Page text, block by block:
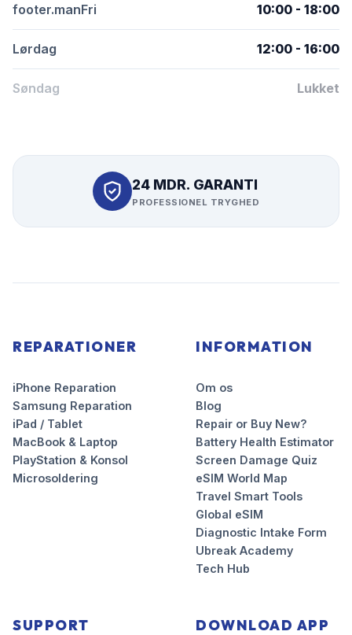
footer.manFri 10:00 - 18:00
Lørdag 12:00 - 16:00
Søndag Lukket
24 MDR. GARANTI
PROFESSIONEL TRYGHED
REPARATIONER
iPhone Reparation
Samsung Reparation
iPad / Tablet
MacBook & Laptop
PlayStation & Konsol
Microsoldering
INFORMATION
Om os
Blog
Repair or Buy New?
Battery Health Estimator
Screen Damage Quiz
eSIM World Map
Travel Smart Tools
Global eSIM
Diagnostic Intake Form
Ubreak Academy
Tech Hub
SUPPORT DOWNLOAD APP